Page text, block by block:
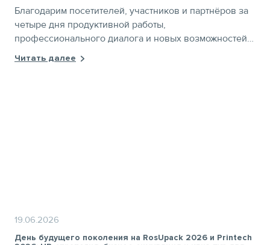
Благодарим посетителей, участников и партнёров за
четыре дня продуктивной работы,
профессионального диалога и новых возможностей
Читать далее
19.06.2026
День будущего поколения на RosUpack 2026 и Printech